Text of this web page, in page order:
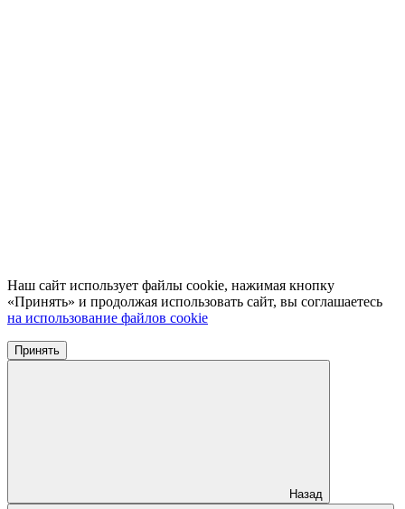
Наш сайт использует файлы cookie, нажимая кнопку
«Принять» и продолжая использовать сайт, вы соглашаетесь
на использование файлов cookie
Принять
Назад